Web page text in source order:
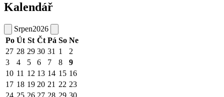
Kalendář
Srpen2026
Po Út St Čt Pá So Ne
27 28 29 30 31 1
2
3
4 5 6 7 8
9
10 11 12 13 14 15 16
17 18 19 20 21 22 23